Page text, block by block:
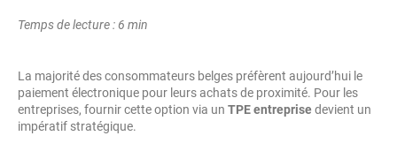
Temps de lecture : 6 min
La majorité des consommateurs belges préfèrent aujourd’hui le
paiement électronique pour leurs achats de proximité. Pour les
entreprises, fournir cette option via un TPE entreprisedevient un
impératif stratégique.